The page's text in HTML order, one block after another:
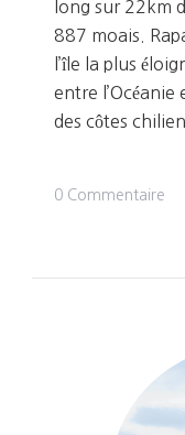
long sur 22km
887 moais.
l’île la plus
entre
des côtes
0 Commentaire